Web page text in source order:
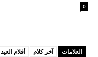
0
العلامات آخر كلام أفلام العيد